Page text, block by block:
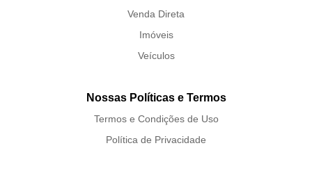
Venda Direta
Imóveis
Veículos
Nossas Políticas e Termos
Termos e Condições de Uso
Política de Privacidade